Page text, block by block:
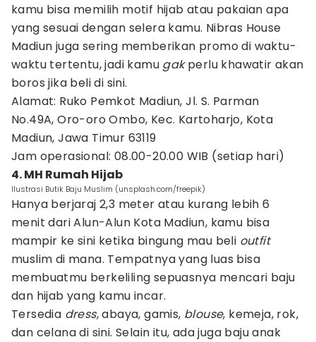
kamu bisa memilih motif hijab atau pakaian apa
yang sesuai dengan selera kamu. Nibras House
Madiun juga sering memberikan promo di waktu-
waktu tertentu, jadi kamu gakperlu khawatir akan
boros jika beli di sini.
Alamat: Ruko Pemkot Madiun, Jl. S. Parman
No.49A, Oro-oro Ombo, Kec. Kartoharjo, Kota
Madiun, Jawa Timur 63119
Jam operasional: 08.00-20.00 WIB (setiap hari)
4. MH Rumah Hijab
Ilustrasi Butik Baju Muslim (unsplash.com/freepik)
Hanya berjaraj 2,3 meter atau kurang lebih 6
menit dari Alun-Alun Kota Madiun, kamu bisa
mampir ke sini ketika bingung mau beli outfit
muslim di mana. Tempatnya yang luas bisa
membuatmu berkeliling sepuasnya mencari baju
dan hijab yang kamu incar.
Tersedia dress, abaya, gamis, blouse, kemeja, rok,
dan celana di sini. Selain itu, ada juga baju anak